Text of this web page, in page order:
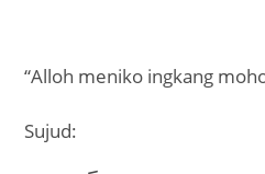
“Alloh meniko ingkang
Sujud: